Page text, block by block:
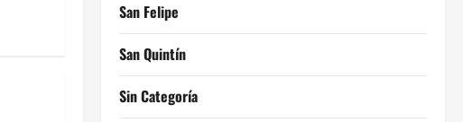
San Felipe
San Quintín
Sin Categoría